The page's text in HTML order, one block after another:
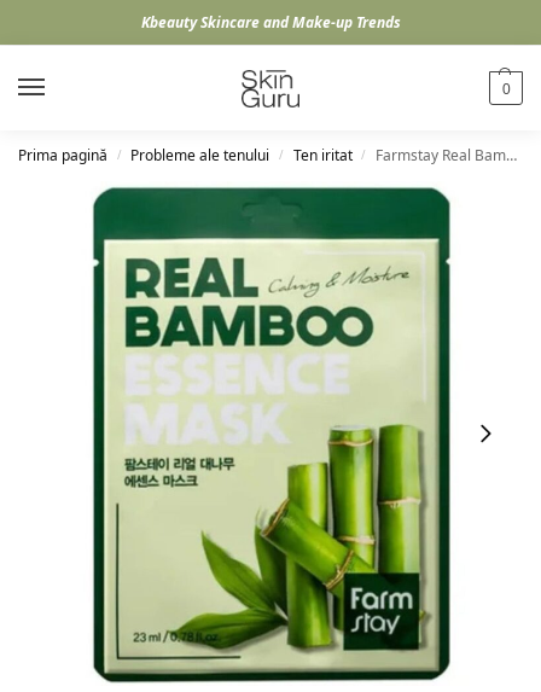
Kbeauty Skincare and Make-up Trends
0
Prima pagină / Probleme ale tenului / Ten iritat / Farmstay Real Bamboo Essence Mask, 23ml